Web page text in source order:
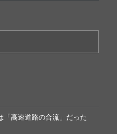
「高速道路の合流」だった